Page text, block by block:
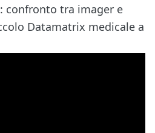
confronto tra imager e
Datamatrix medicale a